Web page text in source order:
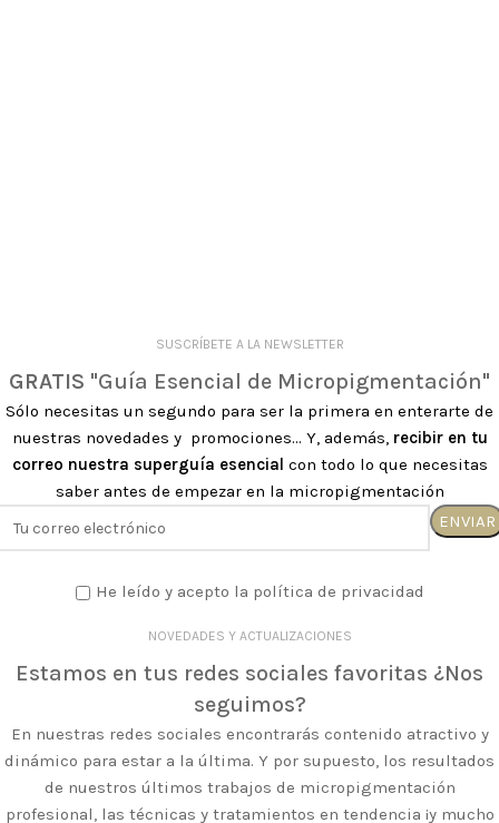
SUSCRÍBETE A LA NEWSLETTER
GRATIS "Guía Esencial de Micropigmentación"
Sólo necesitas un segundo para ser la primera en enterarte de
nuestras novedades y promociones... Y, además, recibir en tu
correo nuestra superguía esencial con todo lo que necesitas
saber antes de empezar en la micropigmentación
He leído y acepto la política de privacidad
NOVEDADES Y ACTUALIZACIONES
Estamos en tus redes sociales favoritas ¿Nos
seguimos?
En nuestras redes sociales encontrarás contenido atractivo y
dinámico para estar a la última. Y por supuesto, los resultados
de nuestros últimos trabajos de micropigmentación
profesional, las técnicas y tratamientos en tendencia ¡y mucho